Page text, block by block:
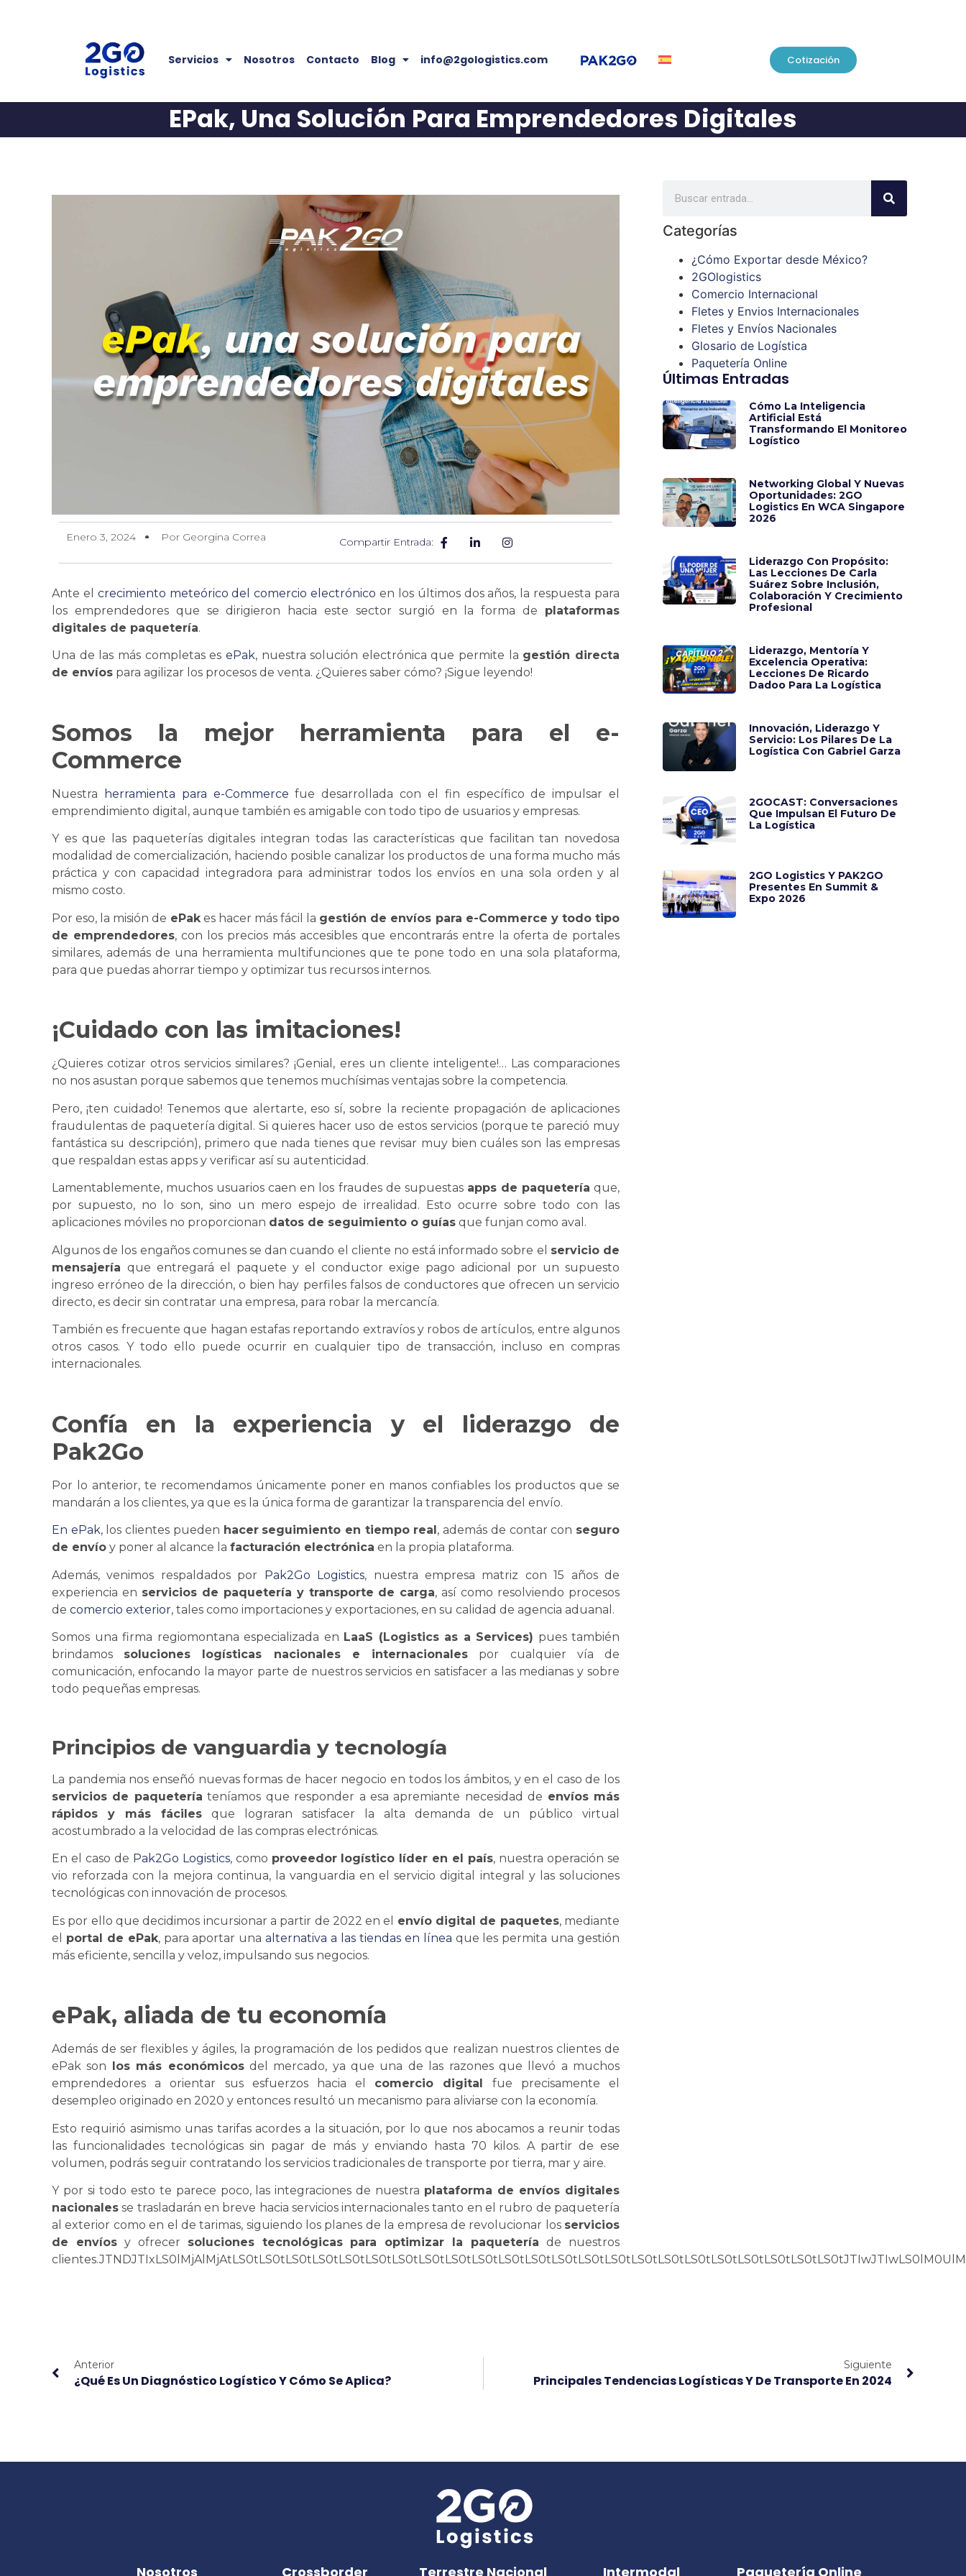
Servicios Nosotros Contacto Blog info@2gologistics.com Cotización
EPak, Una Solución Para Emprendedores Digitales
Enero 3, 2024 Por Georgina Correa Compartir Entrada:
Ante el crecimiento meteórico del comercio electrónico en los últimos dos años, la respuesta para
los emprendedores que se dirigieron hacia este sector surgió en la forma de plataformas
digitales de paquetería.
Una de las más completas es ePak, nuestra solución electrónica que permite la gestión directa
de envíos para agilizar los procesos de venta. ¿Quieres saber cómo? ¡Sigue leyendo!
Somos la mejor herramienta para el e-
Commerce
Nuestra herramienta para e-Commerce fue desarrollada con el fin específico de impulsar el
emprendimiento digital, aunque también es amigable con todo tipo de usuarios y empresas.
Y es que las paqueterías digitales integran todas las características que facilitan tan novedosa
modalidad de comercialización, haciendo posible canalizar los productos de una forma mucho más
práctica y con capacidad integradora para administrar todos los envíos en una sola orden y al
mismo costo.
Por eso, la misión de ePakes hacer más fácil la gestión de envíos para e-Commerce y todo tipo
de emprendedores, con los precios más accesibles que encontrarás entre la oferta de portales
similares, además de una herramienta multifunciones que te pone todo en una sola plataforma,
para que puedas ahorrar tiempo y optimizar tus recursos internos.
¡Cuidado con las imitaciones!
¿Quieres cotizar otros servicios similares? ¡Genial, eres un cliente inteligente!… Las comparaciones
no nos asustan porque sabemos que tenemos muchísimas ventajas sobre la competencia.
Pero, ¡ten cuidado! Tenemos que alertarte, eso sí, sobre la reciente propagación de aplicaciones
fraudulentas de paquetería digital. Si quieres hacer uso de estos servicios (porque te pareció muy
fantástica su descripción), primero que nada tienes que revisar muy bien cuáles son las empresas
que respaldan estas apps y verificar así su autenticidad.
Lamentablemente, muchos usuarios caen en los fraudes de supuestas apps de paquetería que,
por supuesto, no lo son, sino un mero espejo de irrealidad. Esto ocurre sobre todo con las
aplicaciones móviles no proporcionan datos de seguimiento o guías que funjan como aval.
Algunos de los engaños comunes se dan cuando el cliente no está informado sobre el servicio de
mensajería que entregará el paquete y el conductor exige pago adicional por un supuesto
ingreso erróneo de la dirección, o bien hay perfiles falsos de conductores que ofrecen un servicio
directo, es decir sin contratar una empresa, para robar la mercancía.
También es frecuente que hagan estafas reportando extravíos y robos de artículos, entre algunos
otros casos. Y todo ello puede ocurrir en cualquier tipo de transacción, incluso en compras
internacionales.
Confía en la experiencia y el liderazgo de
Pak2Go
Por lo anterior, te recomendamos únicamente poner en manos confiables los productos que se
mandarán a los clientes, ya que es la única forma de garantizar la transparencia del envío.
En ePak, los clientes pueden hacer seguimiento en tiempo real , además de contar con seguro
de envío y poner al alcance la facturación electrónica en la propia plataforma.
Además, venimos respaldados por Pak2Go Logistics, nuestra empresa matriz con 15 años de
experiencia en servicios de paquetería y transporte de carga, así como resolviendo procesos
de comercio exterior, tales como importaciones y exportaciones, en su calidad de agencia aduanal.
Somos una firma regiomontana especializada en LaaS (Logistics as a Services) pues también
brindamos soluciones logísticas nacionales e internacionales por cualquier vía de
comunicación, enfocando la mayor parte de nuestros servicios en satisfacer a las medianas y sobre
todo pequeñas empresas.
Principios de vanguardia y tecnología
La pandemia nos enseñó nuevas formas de hacer negocio en todos los ámbitos, y en el caso de los
servicios de paquetería teníamos que responder a esa apremiante necesidad de envíos más
rápidos y más fácilesque lograran satisfacer la alta demanda de un público virtual
acostumbrado a la velocidad de las compras electrónicas.
En el caso de Pak2Go Logistics, como proveedor logístico líder en el país, nuestra operaciónse
vio reforzada con la mejora continua, la vanguardia en el servicio digital integral y las soluciones
tecnológicas con innovación de procesos.
Es por ello que decidimos incursionar a partir de 2022 en el envío digital de paquetes, mediante
el portal de ePak, para aportar una alternativa a las tiendas en línea que les permita una gestión
más eficiente, sencilla y veloz, impulsando sus negocios.
ePak, aliada de tu economía
Además de ser flexibles y ágiles, la programación de los pedidos que realizan nuestros clientes de
ePak son
los más económicosdel mercado, ya que una de las razones que llevó a muchos
emprendedores a orientar sus esfuerzos hacia el comercio digital
fue precisamente el
desempleo originado en 2020 y entonces resultó un mecanismo para aliviarse con la economía.
Esto requirió asimismo unas tarifas acordes a la situación, por lo que nos abocamos a reunir todas
las funcionalidades tecnológicas sin pagar de más y enviando hasta 70 kilos. A partir de ese
volumen, podrás seguir contratando los servicios tradicionales de transporte por tierra, mar y aire.
Y por si todo esto te parece poco, las integraciones de nuestra plataforma de envíos digitales
nacionales se trasladarán en breve hacia servicios internacionales tanto en el rubro de paquetería
al exterior como en el de tarimas, siguiendo los planes de la empresa de revolucionar los servicios
de envíosy ofrecer soluciones tecnológicas para optimizar la paquetería de nuestros
clientes.
Categorías
¿Cómo Exportar desde México?
2GOlogistics
Comercio Internacional
Fletes y Envios Internacionales
Fletes y Envíos Nacionales
Glosario de Logística
Paquetería Online
Últimas Entradas
Cómo La Inteligencia
Artificial Está
Transformando El Monitoreo
Logístico
Networking Global Y Nuevas
Oportunidades: 2GO
Logistics En WCA Singapore
2026
Liderazgo Con Propósito:
Las Lecciones De Carla
Suárez Sobre Inclusión,
Colaboración Y Crecimiento
Profesional
Liderazgo, Mentoría Y
Excelencia Operativa:
Lecciones De Ricardo
Dadoo Para La Logística
Innovación, Liderazgo Y
Servicio: Los Pilares De La
Logística Con Gabriel Garza
2GOCAST: Conversaciones
Que Impulsan El Futuro De
La Logística
2GO Logistics Y PAK2GO
Presentes En Summit &
Expo 2026
Anterior
¿Qué Es Un Diagnóstico Logístico Y Cómo Se Aplica?
Siguiente
Principales Tendencias Logísticas Y De Transporte En 2024
Nosotros Crossborder Terrestre Nacional Intermodal Paquetería Online